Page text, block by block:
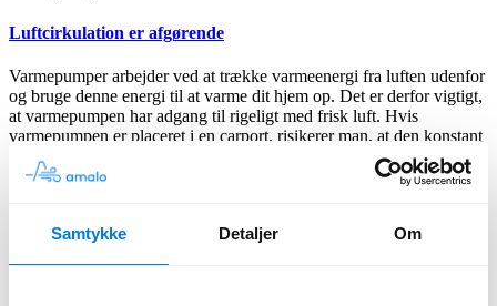
Samtykke Detaljer Om
Luftcirkulation er afgørende
Varmepumper arbejder ved at trække varmeenergi fra luften udenfor
og bruge denne energi til at varme dit hjem op. Det er derfor vigtigt,
at varmepumpen har adgang til rigeligt med frisk luft. Hvis
varmepumpen er placeret i en carport, risikerer man, at den konstant
vil trække den samme luft ind, hvilket vil føre til ineffektiv drift.
SCOP-værdien, eller den sæsonmæssige effektivitetsfaktor, kan
falde markant, hvis varmepumpen ikke har adgang til frisk luft. En